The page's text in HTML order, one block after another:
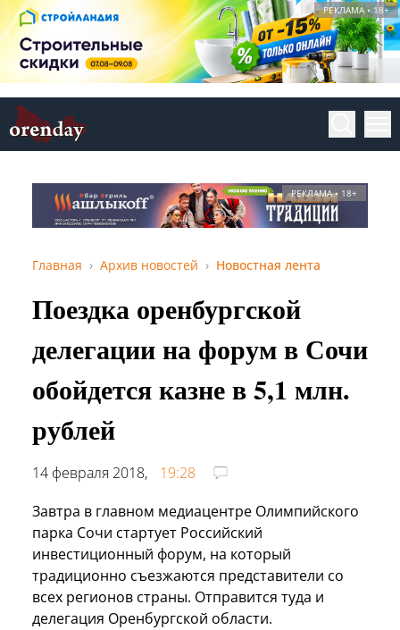
РЕКЛАМА • 18+
РЕКЛАМА • 18+
Главная Архив новостей Новостная лента
Поездка оренбургской
делегации на форум в Сочи
обойдется казне в 5,1 млн.
рублей
14 февраля 2018,
19:28
Завтра в главном медиацентре Олимпийского
парка Сочи стартует Российский
инвестиционный форум, на который
традиционно съезжаются представители со
всех регионов страны. Отправится туда и
делегация Оренбургской области.